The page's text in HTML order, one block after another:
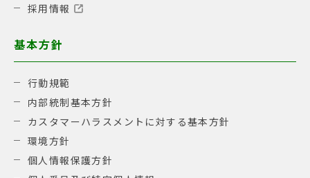
採用情報
基本方針
行動規範
内部統制基本方針
カスタマーハラスメントに対する基本方針
環境方針
個人情報保護方針